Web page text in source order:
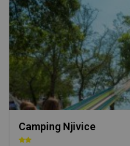
Camping Njivice